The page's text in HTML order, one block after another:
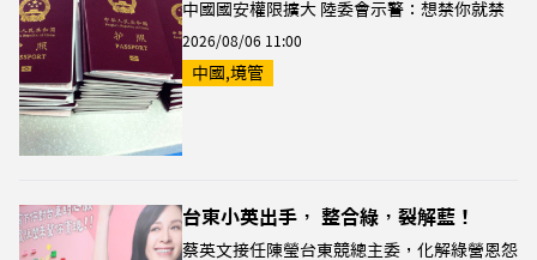
中國國安權限擴大 陸委會示警：想禁你就禁
2026/08/06 11:00
中國,境管
台東小英出手， 整合綠，裂解藍！
蔡英文接任陳瑩台東競總主委，化解綠營恩怨